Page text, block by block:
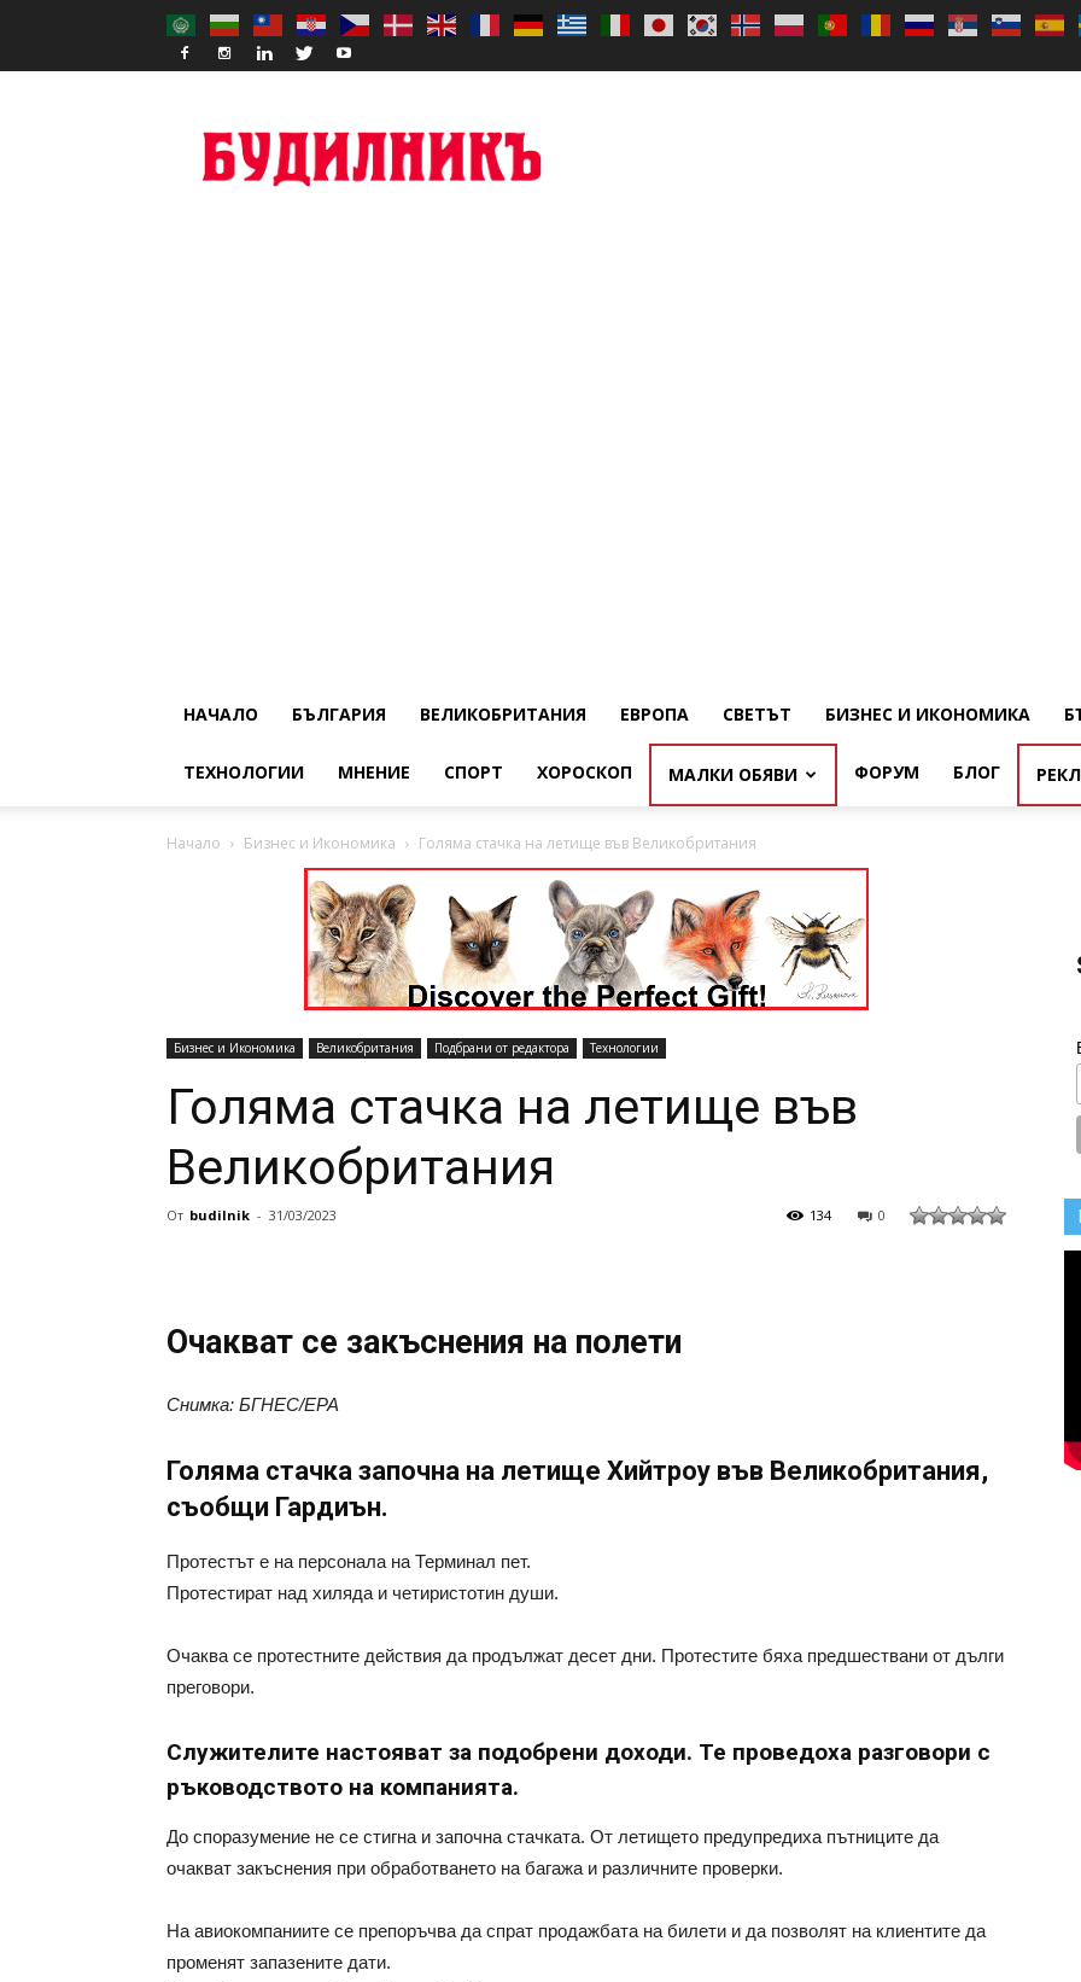
НАЧАЛО БЪЛГАРИЯ ВЕЛИКОБРИТАНИЯ ЕВРОПА СВЕТЪТ БИЗНЕС И ИКОНОМИКА
ТЕХНОЛОГИИ МНЕНИЕ СПОРТ ХОРОСКОП МАЛКИ ОБЯВИ ФОРУМ БЛОГ
Начало Бизнес и Икономика Голяма стачка на летище във Великобритания
Бизнес и Икономика Великобритания Подбрани от редактора Технологии
Голяма стачка на летище във
Великобритания
От budilnik - 31/03/2023 0
134
Очакват се закъснения на полети
Снимка: БГНЕС/EPA
Голяма стачка започна на летище Хийтроу във Великобритания,
съобщи Гардиън.
Протестът е на персонала на Терминал пет.
Протестират над хиляда и четиристотин души.
Очаква се протестните действия да продължат десет дни. Протестите бяха предшествани от дълги
преговори.
Служителите настояват за подобрени доходи. Те проведоха разговори с
ръководството на компанията.
До споразумение не се стигна и започна стачката. От летището предупредиха пътниците да
очакват закъснения при обработването на багажа и различните проверки.
На авиокомпаниите се препоръчва да спрат продажбата на билети и да позволят на клиентите да
променят запазените дати.